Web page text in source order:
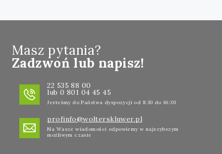
Masz pytania?
Zadzwoń lub napisz!
22 535 88 00
lub 0 801 04 45 45
Jesteśmy do Państwa dyspozycji od 8:30 do 16:30
profinfo@wolterskluwer.pl
Na Wasze wiadomości odpowiemy w najszybszym
możliwym czasie